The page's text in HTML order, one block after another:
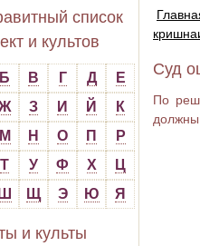
центрусписок
и культов
Б В Г Д
Е
З И Й
К
М Н О П
Р
Т У Ф Х
Ц
Ш Щ Э Ю Я
и культы
Суд
По
должны